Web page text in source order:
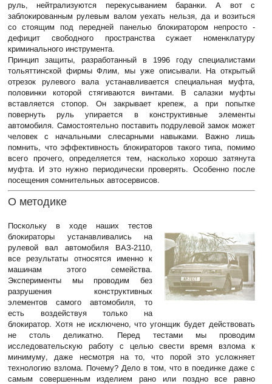
руль, нейтрализуются перекусыванием баранки. А вот с
заблокированным рулевым валом уехать нельзя, да и возиться
со стоящим под передней панелью блокиратором непросто -
дефицит свободного пространства сужает номенклатуру
криминального инструмента.
Принцип защиты, разработанный в 1996 году специалистами
тольяттинской фирмы Флим, мы уже описывали. На открытый
отрезок рулевого вала устанавливается специальная муфта,
половинки которой стягиваются винтами. В салазки муфты
вставляется стопор. Он закрывает крепеж, а при попытке
повернуть руль упирается в конструктивные элементы
автомобиля. Самостоятельно поставить подрулевой замок может
человек с начальными слесарными навыками. Важно лишь
помнить, что эффективность блокираторов такого типа, помимо
всего прочего, определяется тем, насколько хорошо затянута
муфта. И это нужно периодически проверять. Особенно после
посещения сомнительных автосервисов.
О методике
Поскольку в ходе наших тестов
блокираторы устанавливались на
рулевой вал автомобиля ВАЗ-2110,
все результаты относятся именно к
машинам этого семейства.
Эксперименты мы проводим без
разрушения конструктивных
элементов самого автомобиля, то
есть воздействуя только на
блокиратор. Хотя не исключено, что угонщик будет действовать
не столь деликатно. Перед тестами мы проводим
исследовательскую работу с целью свести время взлома к
минимуму, даже несмотря на то, что порой это усложняет
технологию взлома. Почему? Дело в том, что в поединке даже с
самым совершенным изделием рано или поздно все равно